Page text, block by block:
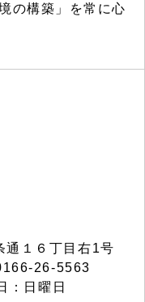
の構築」を常に心
１６丁目右1号
26-5563
：日曜日